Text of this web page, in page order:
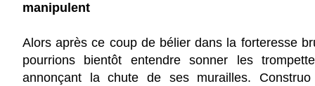
manipulent
Alors après ce coup de bélier dans la forteresse
pourrions bientôt entendre sonner les
annonçant la chute de ses murailles.